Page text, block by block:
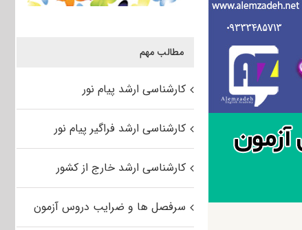
مطالب مهم
کارشناسی ارشد پیام نور
کارشناسی ارشد فراگیر پیام نور
کارشناسی ارشد خارج از کشور
سرفصل ها و ضرایب دروس آزمون